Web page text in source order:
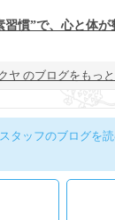
習慣”で、心と体が
ヤ のブログをもっ
スタッフのブログを